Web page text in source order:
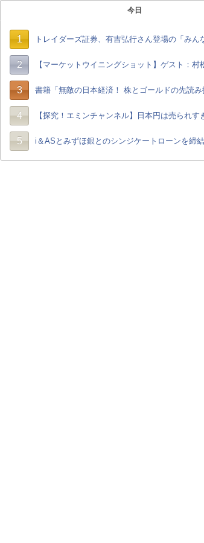
今日
1 トレイダーズ証券、有吉弘行さん登場の「みん
2 【マーケットウイニングショット】ゲスト：
3 書籍「無敵の日本経済！ 株とゴールドの先読
4 【探究！エミンチャンネル】日本円は売られ
5 i＆ASとみずほ銀とのシンジケートローンを締